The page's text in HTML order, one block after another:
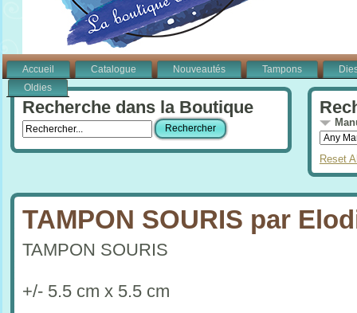
Accueil Catalogue Nouveautés Tampons
Oldies
Recherche dans la Boutique
Reset
TAMPON SOURIS par
TAMPON SOURIS
+/- 5.5 cm x 5.5 cm